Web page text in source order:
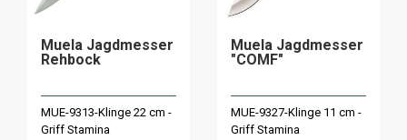
Muela Jagdmesser
Rehbock
MUE-9313-Klinge 22 cm -
Griff Stamina
Muela Jagdmesser
"COMF"
MUE-9327-Klinge 11 cm -
Griff Stamina